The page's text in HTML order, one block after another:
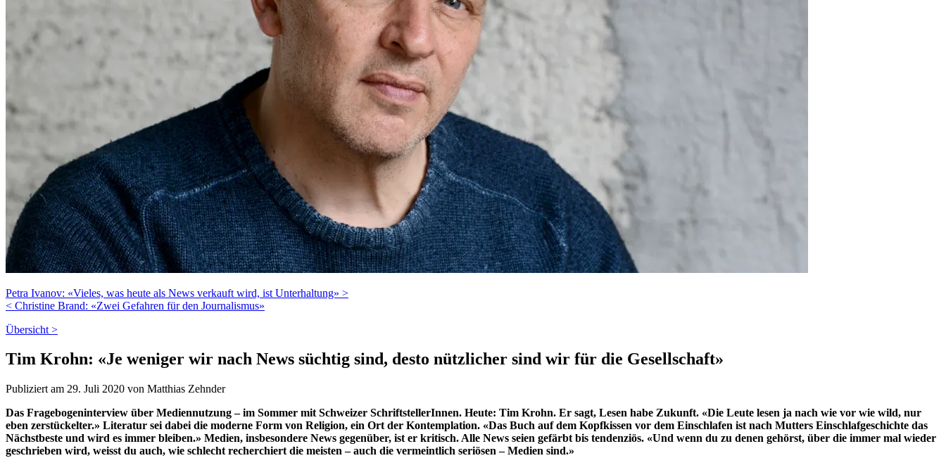
Petra Ivanov: «Vieles, was heute als News verkauft wird, ist Unterhaltung» >
< Christine Brand: «Zwei Gefahren für den Journalismus»
Übersicht >
Tim Krohn: «Je weniger wir nach News süchtig sind, desto nützlicher sind wir für die Gesellschaft»
Publiziert am 29. Juli 2020 von Matthias Zehnder
Das Fragebogeninterview über Mediennutzung – im Sommer mit Schweizer SchriftstellerInnen. Heute: Tim Krohn. Er sagt, Lesen habe Zukunft. «Die Leute lesen ja nach wie vor wie wild, nur
eben zerstückelter.» Literatur sei dabei die moderne Form von Religion, ein Ort der Kontemplation. «Das Buch auf dem Kopfkissen vor dem Einschlafen ist nach Mutters Einschlafgeschichte das
Nächstbeste und wird es immer bleiben.» Medien, insbesondere News gegenüber, ist er kritisch. Alle News seien gefärbt bis tendenziös. «Und wenn du zu denen gehörst, über die immer mal wieder
geschrieben wird, weisst du auch, wie schlecht recherchiert die meisten – auch die vermeintlich seriösen – Medien sind.»